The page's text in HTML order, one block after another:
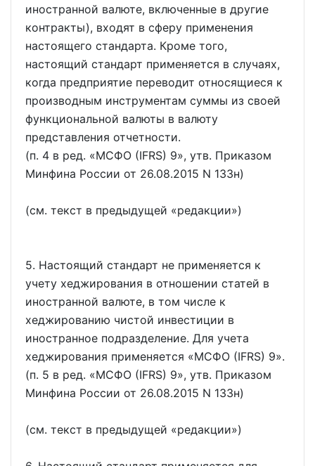
иностранной валюте, включенные в другие
контракты), входят в сферу применения
настоящего стандарта. Кроме того,
настоящий стандарт применяется в случаях,
когда предприятие переводит относящиеся к
производным инструментам суммы из своей
функциональной валюты в валюту
представления отчетности.
(п. 4 в ред.
МСФО (IFRS) 9 , утв. Приказом
Минфина России от 26.08.2015 N 133н)
(см. текст в предыдущей редакции )
5. Настоящий стандарт не применяется к
учету хеджирования в отношении статей в
иностранной валюте, в том числе к
хеджированию чистой инвестиции в
иностранное подразделение. Для учета
хеджирования применяется
МСФО (IFRS) 9 .
(п. 5 в ред.
МСФО (IFRS) 9 , утв. Приказом
Минфина России от 26.08.2015 N 133н)
(см. текст в предыдущей редакции )